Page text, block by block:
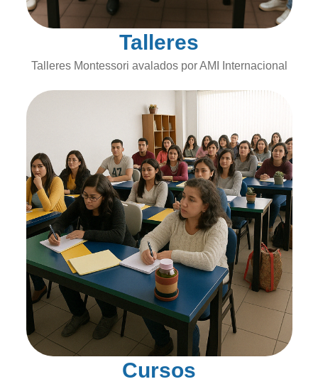
Talleres
Talleres Montessori avalados por AMI Internacional
Cursos